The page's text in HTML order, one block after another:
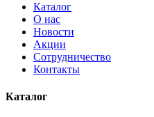
Каталог
О нас
Новости
Акции
Сотрудничество
Контакты
Каталог